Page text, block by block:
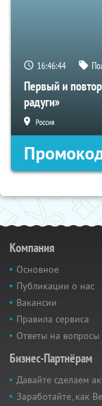
16:46:43
Первый и
радуги»
Россия
Компания
Основное
Публикации о нас
Вакансии
Правила сервиса
Ответы на вопросы
Бизнес-Партнёрам
Давайте сделаем
Заработайте, как